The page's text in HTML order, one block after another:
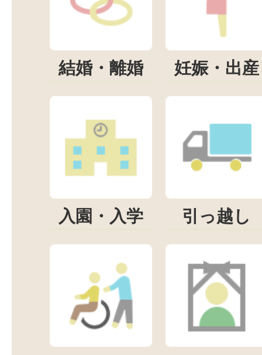
結婚・離婚 妊娠・出産
入園・入学 引っ越し